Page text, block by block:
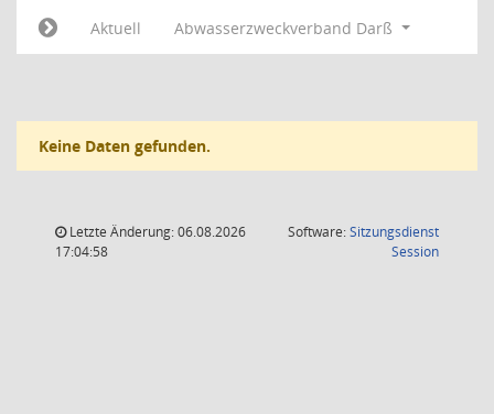
Aktuell
Abwasserzweckverband Darß
Keine Daten gefunden.
Letzte Änderung: 06.08.2026
17:04:58
Software:Sitzungsdienst
Session(Wird in